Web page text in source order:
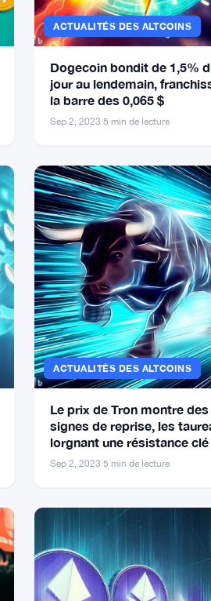
ACTUALITÉS DES ALTCOINS
Dogecoin bondit de 1,5%
jour au lendemain,
la barre des 0,065 $
Sep 2, 2023 ·5 min de lecture
ACTUALITÉS DES ALTCOINS
Le prix de Tron montre des
signes de reprise, les
lorgnant une résistance clé
Sep 2, 2023 ·5 min de lecture